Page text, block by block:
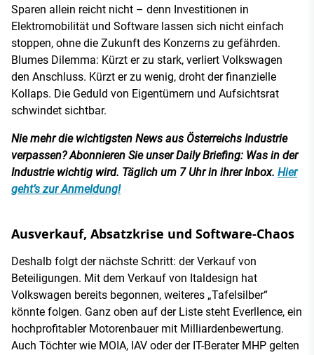
Sparen allein reicht nicht – denn Investitionen in
Elektromobilität und Software lassen sich nicht einfach
stoppen, ohne die Zukunft des Konzerns zu gefährden.
Blumes Dilemma: Kürzt er zu stark, verliert Volkswagen
den Anschluss. Kürzt er zu wenig, droht der finanzielle
Kollaps. Die Geduld von Eigentümern und Aufsichtsrat
schwindet sichtbar.
Nie mehr die wichtigsten News aus Österreichs Industrie
verpassen? Abonnieren Sie unser Daily Briefing: Was in der
Industrie wichtig wird. Täglich um 7 Uhr in ihrer Inbox. Hier
geht’s zur Anmeldung!
Ausverkauf, Absatzkrise und Software-Chaos
Deshalb folgt der nächste Schritt: der Verkauf von
Beteiligungen. Mit dem Verkauf von Italdesign hat
Volkswagen bereits begonnen, weiteres „Tafelsilber“
könnte folgen. Ganz oben auf der Liste steht Everllence, ein
hochprofitabler Motorenbauer mit Milliardenbewertung.
Auch Töchter wie MOIA, IAV oder der IT-Berater MHP gelten